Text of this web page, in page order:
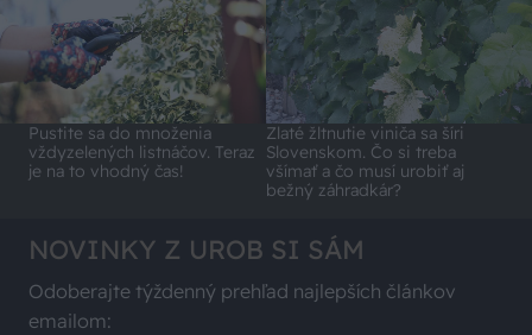
Pustite sa do množenia
vždyzelených listnáčov. Teraz
je na to vhodný čas!
Zlaté žltnutie viniča sa šíri
Slovenskom. Čo si treba
všímať a čo musí urobiť aj
bežný záhradkár?
NOVINKY Z UROB SI SÁM
Odoberajte týždenný prehľad najlepších článkov
emailom: